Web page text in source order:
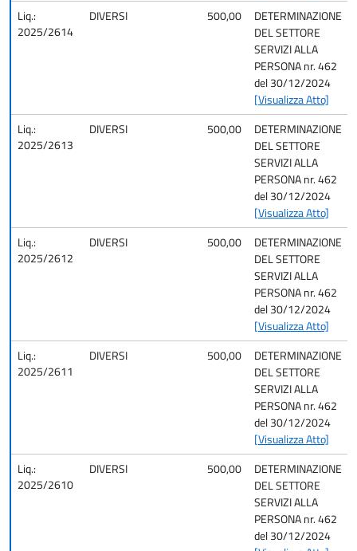
Liq.:
2025/2614
DIVERSI 500,00
DETERMINAZIONE
DEL SETTORE
SERVIZI ALLA
PERSONA nr. 462
del 30/12/2024
[Visualizza Atto]
Liq.:
2025/2613
DIVERSI 500,00
DETERMINAZIONE
DEL SETTORE
SERVIZI ALLA
PERSONA nr. 462
del 30/12/2024
[Visualizza Atto]
Liq.:
2025/2612
DIVERSI 500,00
DETERMINAZIONE
DEL SETTORE
SERVIZI ALLA
PERSONA nr. 462
del 30/12/2024
[Visualizza Atto]
Liq.:
2025/2611
DIVERSI 500,00
DETERMINAZIONE
DEL SETTORE
SERVIZI ALLA
PERSONA nr. 462
del 30/12/2024
[Visualizza Atto]
Liq.:
2025/2610
DIVERSI 500,00
DETERMINAZIONE
DEL SETTORE
SERVIZI ALLA
PERSONA nr. 462
del 30/12/2024